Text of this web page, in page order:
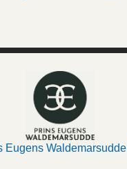
Eugens Waldemarsudde